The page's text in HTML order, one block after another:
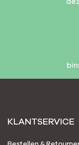
KLANTSERVICE